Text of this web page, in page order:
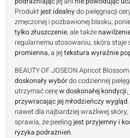
Produktjest idealnydo pielęgnacji
zmęczonej i pozbawionej blasku,
tylko złuszczenie, ale także
regularnemu stosowaniu, skóra staje
promienna, a jejtekstura wyraźnie
BEAUTY OF JOSEON Apricot
doskonały wybórdo codziennej
utrzymać ceręw doskonałej kondycji,
przywracając jej młodzieńczy wygląd
nawet dla najbardziej wrażliwej
sprawia, że peeling jest przyjemny i
ryzyka podrażnień.